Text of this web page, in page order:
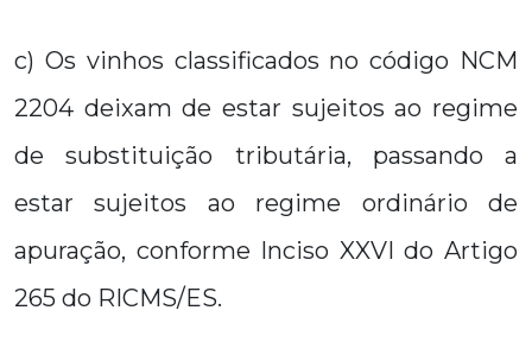
c) Os vinhos classificados no código NCM
2204 deixam de estar sujeitos ao regime
de substituição tributária, passando a
estar sujeitos ao regime ordinário de
apuração, conforme Inciso XXVI do Artigo
265 do RICMS/ES.